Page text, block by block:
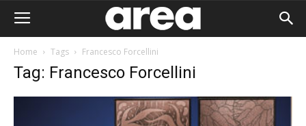
Home Tags Francesco Forcellini
Tag: Francesco Forcellini